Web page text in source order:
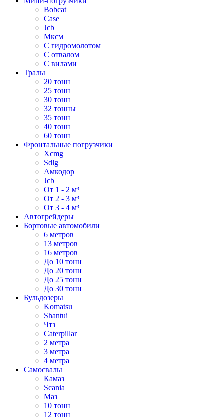
Bobcat
Case
Jcb
Мксм
С гидромолотом
С отвалом
С вилами
Тралы
20 тонн
25 тонн
30 тонн
32 тонны
35 тонн
40 тонн
60 тонн
Фронтальные погрузчики
Xcmg
Sdlg
Амкодор
Jcb
От 1 - 2 м³
От 2 - 3 м³
От 3 - 4 м³
Автогрейдеры
Бортовые автомобили
6 метров
13 метров
16 метров
До 10 тонн
До 20 тонн
До 25 тонн
До 30 тонн
Бульдозеры
Komatsu
Shantui
Чтз
Caterpillar
2 метра
3 метра
4 метра
Самосвалы
Камаз
Scania
Маз
10 тонн
12 тонн